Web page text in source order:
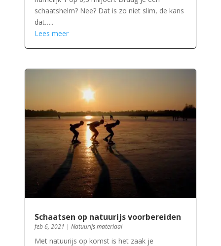
schaatshelm? Nee? Dat is zo niet slim, de kans
dat…..
Lees meer
Schaatsen op natuurijs voorbereiden
feb 6, 2021 | Natuurijs materiaal
Met natuurijs op komst is het zaak je